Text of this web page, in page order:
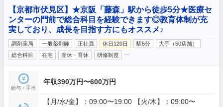
【京都市伏見区】★京阪「藤森」駅から徒歩5分★医療セ
ンターの門前で総合科目を経験できます◎教育体制が充
実しており、成長を目指す方にもオススメ♪
調剤薬局 一般薬剤師 正社員 休日120日 駅5分
大手（50店舗）
総合科目
在宅 産休・育休 研修制度
給与・手当
年収390万円〜600万円
【月/水/金】：09:00〜19:00 【火/木】：09:00〜